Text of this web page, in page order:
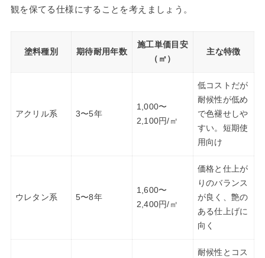
観を保てる仕様にすることを考えましょう。
塗料種別 期待耐用年数
施工単価目安
（㎡）
主な特徴
アクリル系 3〜5年
1,000〜
2,100円/㎡
低コストだが
耐候性が低め
で色褪せしや
すい。短期使
用向け
ウレタン系 5〜8年
1,600〜
2,400円/㎡
価格と仕上が
りのバランス
が良く、艶の
ある仕上げに
向く
耐候性とコス